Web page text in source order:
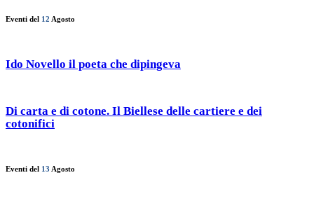
Eventi del 12 Agosto
Ido Novello il poeta che dipingeva
Di carta e di cotone. Il Biellese delle cartiere e dei
cotonifici
Eventi del 13 Agosto